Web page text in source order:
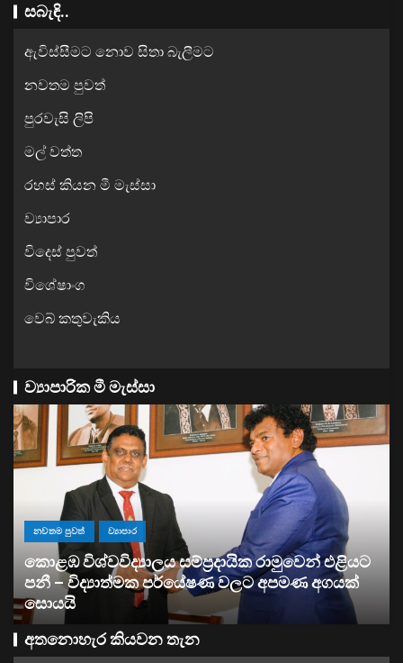
සබැඳි..
ඇවිස්සීමට නොව සිතා බැලීමට
නවතම පුවත්
පුරවැසි ලිපි
මල් වත්ත
රහස් කියන මී මැස්සා
ව්‍යාපාර
විදෙස් පුවත්
විශේෂාංග
වෙබ් කතුවැකිය
ව්‍යාපාරික මී මැස්සා
ව්‍යාපාර
සතොසෙන් සුපර් වැඩක් ..
අතනොහැර කියවන තැන